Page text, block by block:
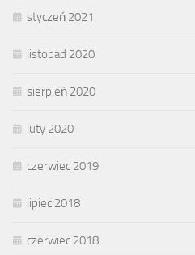
styczeń 2021
listopad 2020
sierpień 2020
luty 2020
czerwiec 2019
lipiec 2018
czerwiec 2018